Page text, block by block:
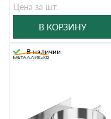
Цена за шт.
В КОРЗИНУ
В наличии